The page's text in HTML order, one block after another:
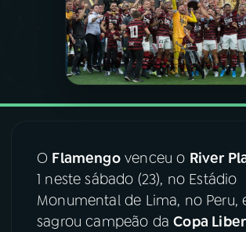
PODCASTS
VIDEOCASTS
07ÚLTIMAS
08 FESTIVAL DE MÚSICA
O Flamengovenceu o River
1 neste sábado (23), no Estádio
Monumental de Lima, no Peru,
sagrou campeão daCopa